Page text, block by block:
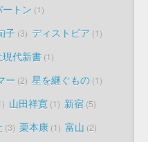
ートン 1
子 3 ディストピア 1
代新書 1
ー 2 星を継ぐもの 1
山田祥寛 1 新宿 5
3 栗本康 1 富山 2